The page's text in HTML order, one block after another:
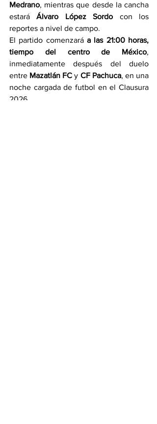
Medrano, mientras que desde la cancha
estará Álvaro López Sordo con los
reportes a nivel de campo.
El partido comenzará a las 21:00 horas,
tiempo del centro de México,
inmediatamente después del duelo
entre Mazatlán FC y CF Pachuca, en una
noche cargada de futbol en el Clausura
2026.